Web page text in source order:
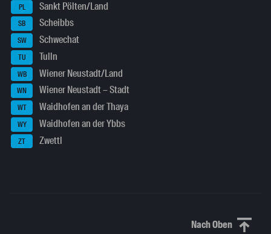
PL Sankt Pölten/Land
SB Scheibbs
SW Schwechat
TU Tulln
WB Wiener Neustadt/Land
WN Wiener Neustadt – Stadt
WT Waidhofen an der Thaya
WY Waidhofen an der Ybbs
ZT Zwettl
Nach ObenNach oben